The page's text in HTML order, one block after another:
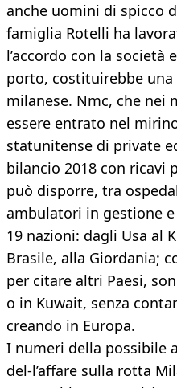
anche uomini di spicco
famiglia Rotelli ha
l’accordo con la società
porto, costituirebbe
milanese. Nmc, che nei
essere entrato nel
statunitense di private
bilancio 2018 con ricavi
può disporre, tra
ambulatori in gestione
19 nazioni: dagli Usa al
Brasile, alla Giordania;
per citare altri Paesi,
o in Kuwait, senza
creando in Europa.
I numeri della possibile
del-l’affare sulla rotta